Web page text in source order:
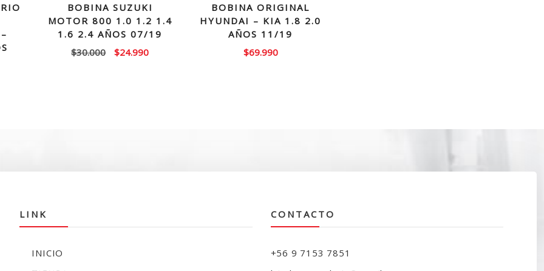
BOBINA SUZUKI
MOTOR 800 1.0 1.2 1.4
1.6 2.4 AÑOS 07/19
$30.000
El
$24.990El
BOBINA ORIGINAL
HYUNDAI – KIA 1.8 2.0
AÑOS 11/19
$69.990
LINK
INICIO
CONTACTO
+56 9 7153 7851